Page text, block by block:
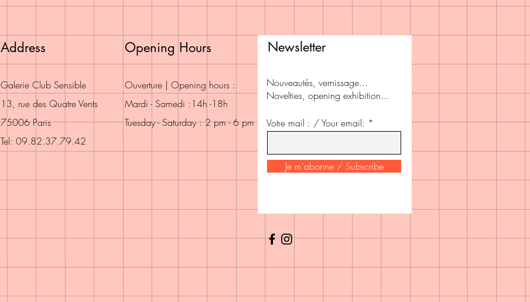
Address
Galerie Club Sensible
13, rue des Quatre Vents
75006 Paris
Tel: 09.82.37.79.42
Opening Hours
Ouverture | Opening hours :
Mardi - Samedi :14h -18h
Tuesday - Saturday : 2 pm - 6 pm
Newsletter
Nouveautés, vernissage...
Novelties, opening exhibition...
Votre mail : / Your email: *
Je m'abonne / Subscribe